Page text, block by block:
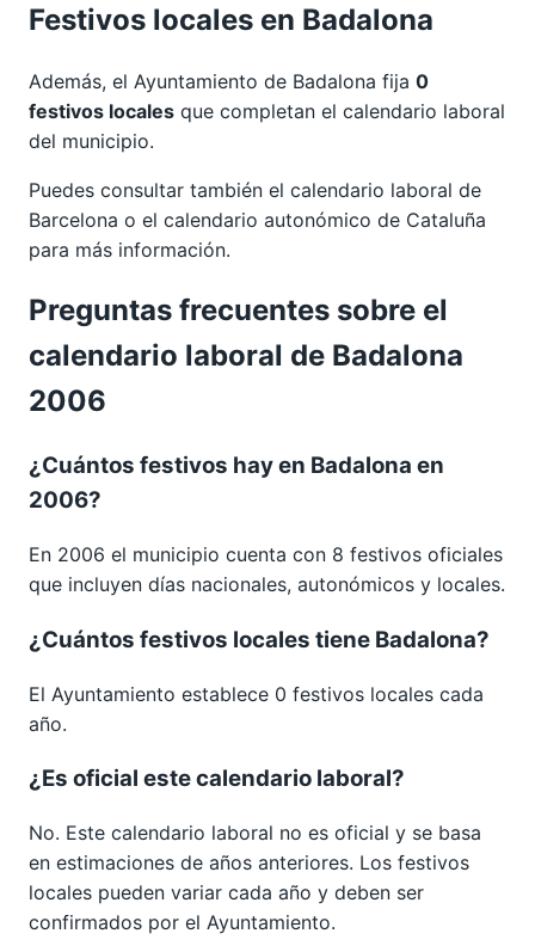
Festivos locales en Badalona
Además, el Ayuntamiento de Badalona fija 0
festivos locales que completan el calendario laboral
del municipio.
Puedes consultar también el calendario laboral de
Barcelona o el calendario autonómico de Cataluña
para más información.
Preguntas frecuentes sobre el
calendario laboral de Badalona
2006
¿Cuántos festivos hay en Badalona en
2006?
En 2006 el municipio cuenta con 8 festivos oficiales
que incluyen días nacionales, autonómicos y locales.
¿Cuántos festivos locales tiene Badalona?
El Ayuntamiento establece 0 festivos locales cada
año.
¿Es oficial este calendario laboral?
No. Este calendario laboral no es oficial y se basa
en estimaciones de años anteriores. Los festivos
locales pueden variar cada año y deben ser
confirmados por el Ayuntamiento.